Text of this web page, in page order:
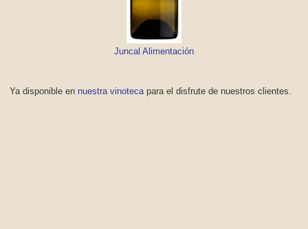
Juncal Alimentación
Ya disponible en nuestra vinotecapara el disfrute de nuestros clientes.